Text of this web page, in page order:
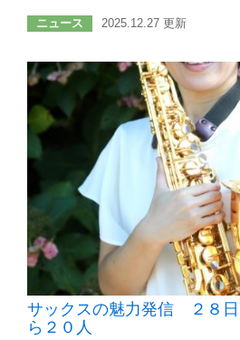
ニュース 2025.12.27 更新
サックスの魅力発信 ２８
ら２０人